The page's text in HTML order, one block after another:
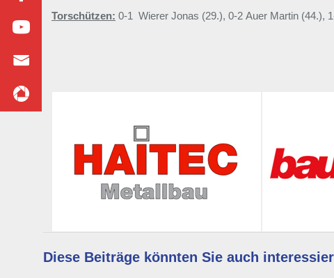
Torschützen: 0-1 Wierer Jonas (29.), 0-2 Auer Martin (44.),
Diese Beiträge könnten Sie auch